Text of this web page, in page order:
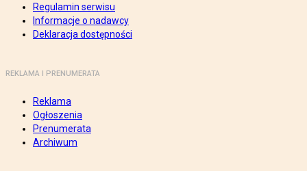
Regulamin serwisu
Informacje o nadawcy
Deklaracja dostępności
REKLAMA I PRENUMERATA
Reklama
Ogłoszenia
Prenumerata
Archiwum